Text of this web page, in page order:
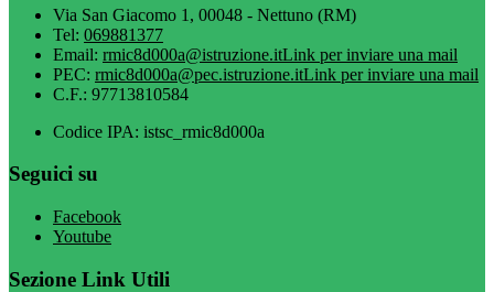
Via San Giacomo 1, 00048 - Nettuno (RM)
Tel: 069881377
Email: rmic8d000a@istruzione.itLink per inviare una mail
PEC: rmic8d000a@pec.istruzione.itLink per inviare una mail
C.F.: 97713810584
Codice IPA: istsc_rmic8d000a
Seguici su
Facebook
Youtube
Sezione Link Utili